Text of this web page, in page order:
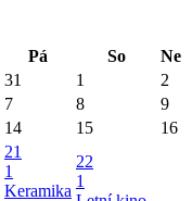
Pá So
Ne
31 1
2
7 8
9
14 15
16
21
1
Keramika
22
1